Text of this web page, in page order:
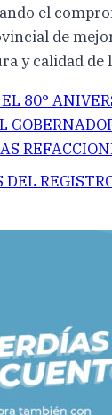
el
de
y calidad de
80°